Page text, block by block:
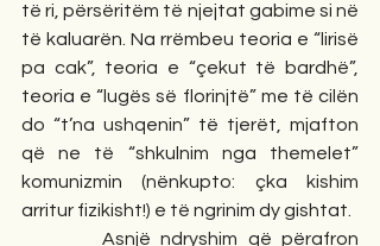
të ri, përsëritëm të njejtat gabime si në
të kaluarën. Na rrëmbeu teoria e “lirisë
pa cak”, teoria e “çekut të bardhë”,
teoria e “lugës së florinjtë” me të cilën
do “t’na ushqenin” të tjerët, mjafton
që ne të “shkulnim nga themelet”
komunizmin (nënkupto: çka kishim
arritur fizikisht!) e të ngrinim dy gishtat.